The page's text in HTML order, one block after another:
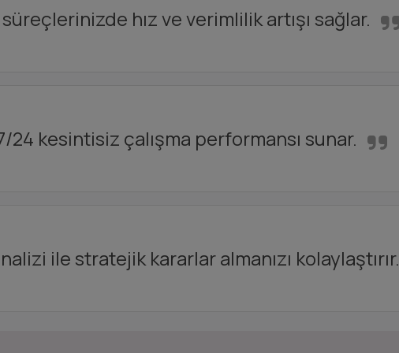
hız ve verimlilik artışı sağlar.
24 kesintisiz çalışma performansı sunar.
ile stratejik kararlar almanızı kolaylaştırır.